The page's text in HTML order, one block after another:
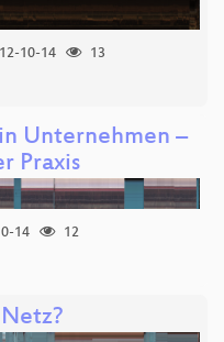
10-14
13
Unternehmen –
Praxis
14
12